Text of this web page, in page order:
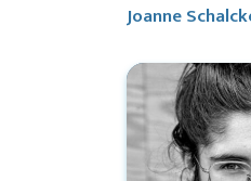
Joanne